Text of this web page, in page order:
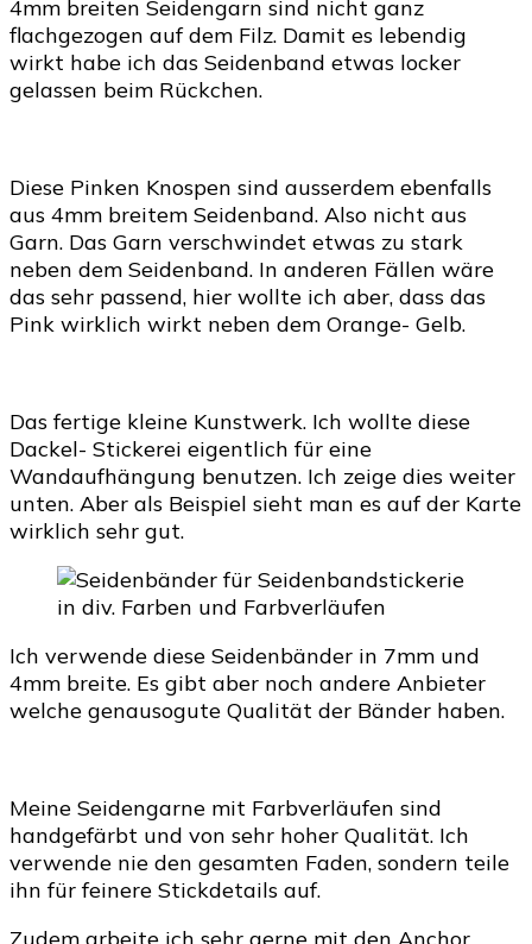
4mm breiten Seidengarn sind nicht ganz
flachgezogen auf dem Filz. Damit es lebendig
wirkt habe ich das Seidenband etwas locker
gelassen beim Rückchen.
Diese Pinken Knospen sind ausserdem ebenfalls
aus 4mm breitem Seidenband. Also nicht aus
Garn. Das Garn verschwindet etwas zu stark
neben dem Seidenband. In anderen Fällen wäre
das sehr passend, hier wollte ich aber, dass das
Pink wirklich wirkt neben dem Orange- Gelb.
Das fertige kleine Kunstwerk. Ich wollte diese
Dackel- Stickerei eigentlich für eine
Wandaufhängung benutzen. Ich zeige dies weiter
unten. Aber als Beispiel sieht man es auf der Karte
wirklich sehr gut.
Ich verwende diese Seidenbänder in 7mm und
4mm breite. Es gibt aber noch andere Anbieter
welche genausogute Qualität der Bänder haben.
Meine Seidengarne mit Farbverläufen sind
handgefärbt und von sehr hoher Qualität. Ich
verwende nie den gesamten Faden, sondern teile
ihn für feinere Stickdetails auf.